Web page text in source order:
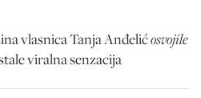
vlasnica Tanja Anđelićosvojile
viralna senzacija